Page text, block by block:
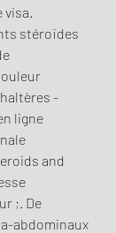
visa.
stéroïdes
-
ligne
and
;. De
abdominaux